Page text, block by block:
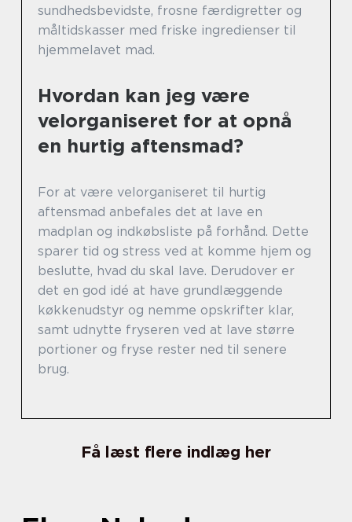
sundhedsbevidste, frosne færdigretter og
måltidskasser med friske ingredienser til
hjemmelavet mad.
Hvordan kan jeg være
velorganiseret for at opnå
en hurtig aftensmad?
For at være velorganiseret til hurtig
aftensmad anbefales det at lave en
madplan og indkøbsliste på forhånd. Dette
sparer tid og stress ved at komme hjem og
beslutte, hvad du skal lave. Derudover er
det en god idé at have grundlæggende
køkkenudstyr og nemme opskrifter klar,
samt udnytte fryseren ved at lave større
portioner og fryse rester ned til senere
brug.
Få læst flere indlæg her